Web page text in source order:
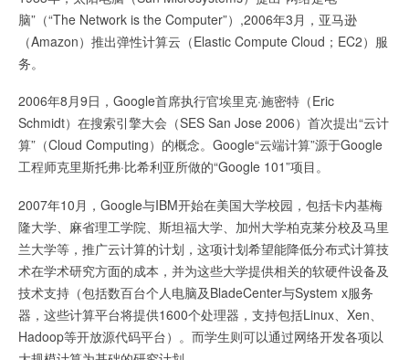
脑”（“The Network is the Computer”）,2006年3月，亚马逊
（Amazon）推出弹性计算云（Elastic Compute Cloud；EC2）服
务。
2006年8月9日，Google首席执行官埃里克·施密特（Eric
Schmidt）在搜索引擎大会（SES San Jose 2006）首次提出“云计
算”（Cloud Computing）的概念。Google“云端计算”源于Google
工程师克里斯托弗·比希利亚所做的“Google 101”项目。
2007年10月，Google与IBM开始在美国大学校园，包括卡内基梅
隆大学、麻省理工学院、斯坦福大学、加州大学柏克莱分校及马里
兰大学等，推广云计算的计划，这项计划希望能降低分布式计算技
术在学术研究方面的成本，并为这些大学提供相关的软硬件设备及
技术支持（包括数百台个人电脑及BladeCenter与System x服务
器，这些计算平台将提供1600个处理器，支持包括Linux、Xen、
Hadoop等开放源代码平台）。而学生则可以通过网络开发各项以